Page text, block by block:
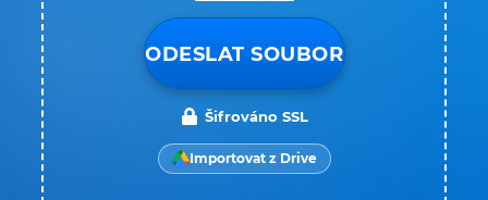
ODESLAT SOUBOR
Šifrováno SSL
Importovat z Drive